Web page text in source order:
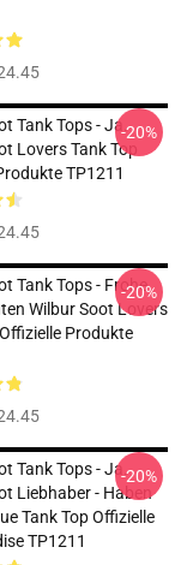
Tank Tops - Ja.
Lovers Tank Top
TP1211
-20%
Tank Tops - Frohe
Wilbur Soot Lovers
Produkte
-20%
Tank Tops - Ja.
Liebhaber - Haben
Tank Top Offizielle
TP1211
-20%